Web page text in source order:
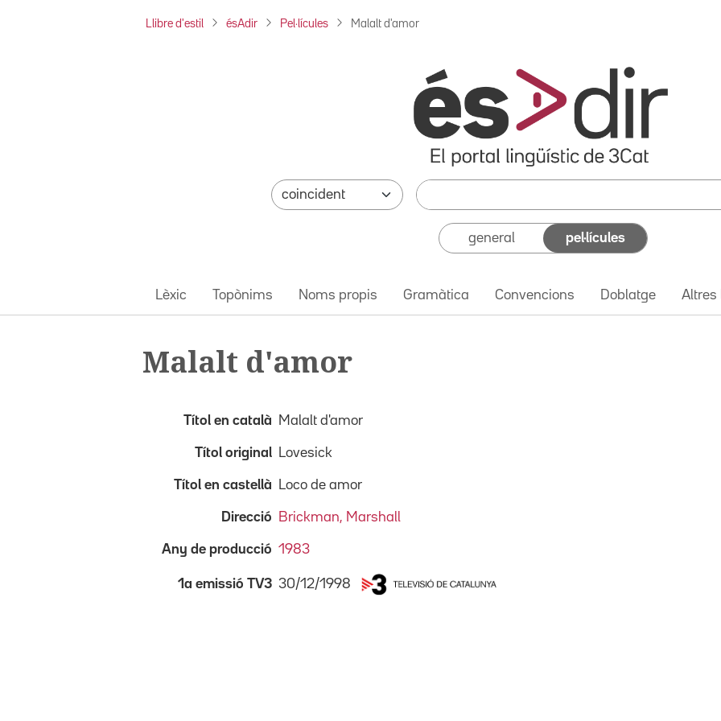
Llibre d'estil ésAdir Pel·lícules Malalt d'amor
general pel·lícules
Lèxic Topònims Noms propis Gramàtica Convencions Doblatge Altres
Malalt d'amor
Títol en català Malalt d'amor
Títol original Lovesick
Títol en castellà Loco de amor
Direcció Brickman, Marshall
Any de producció 1983
1a emissió TV3 30/12/1998